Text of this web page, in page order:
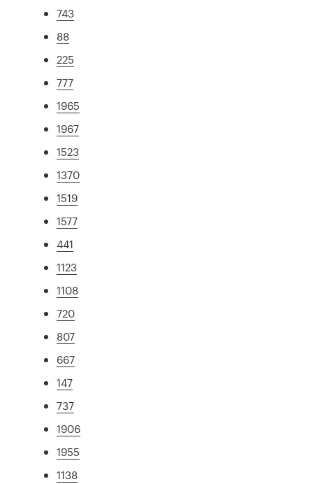
743
88
225
777
1965
1967
1523
1370
1519
1577
441
1123
1108
720
807
667
147
737
1906
1955
1138